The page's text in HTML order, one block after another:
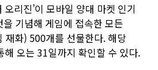
리진’이 모바일 양대 마켓 인기
기념해 게임에 접속한 모든
재화) 500개를 선물한다. 해당
해 오는 31일까지 확인할 수 있다.